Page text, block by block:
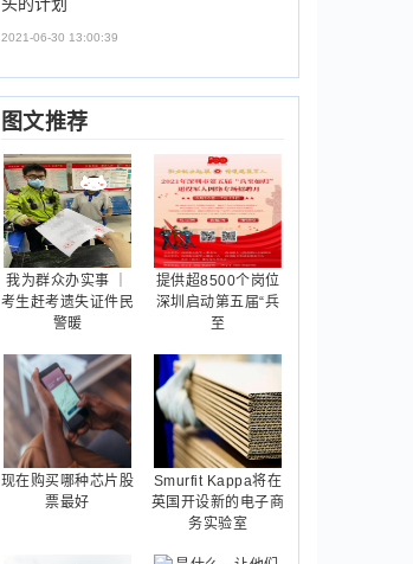
2021-06-30 13:00:39
图文推荐
我为群众办实事 ｜
考生赶考遗失证件民
警暖
提供超8500个岗位
深圳启动第五届“兵
至
现在购买哪种芯片股
票最好
Smurfit Kappa将在
英国开设新的电子商
务实验室